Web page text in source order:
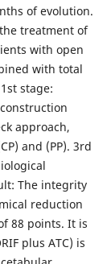
of evolution.
treatment of
with open
with total
stage:
approach,
and (PP). 3rd
The integrity
reduction
88 points. It is
plus ATC) is